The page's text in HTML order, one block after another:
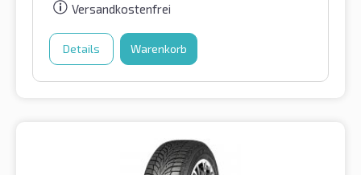
Versandkostenfrei
Details Warenkorb